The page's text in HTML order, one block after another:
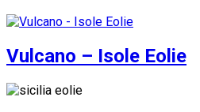
Vulcano – Isole Eolie